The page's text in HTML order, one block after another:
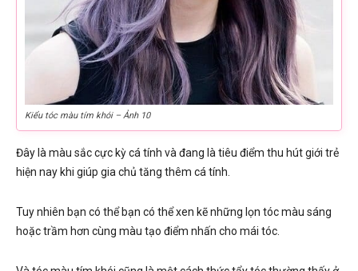
Kiểu tóc màu tím khói – Ảnh 10
Đây là màu sắc cực kỳ cá tính và đang là tiêu điểm thu hút giới trẻ
hiện nay khi giúp gia chủ tăng thêm cá tính.
Tuy nhiên bạn có thể bạn có thể xen kẽ những lọn tóc màu sáng
hoặc trầm hơn cùng màu tạo điểm nhấn cho mái tóc.